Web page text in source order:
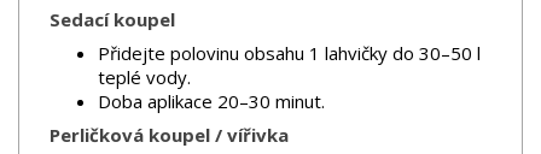
Sedací koupel
Přidejte polovinu obsahu 1 lahvičky do 30–50 l
teplé vody.
Doba aplikace 20–30 minut.
Perličková koupel / vířivka